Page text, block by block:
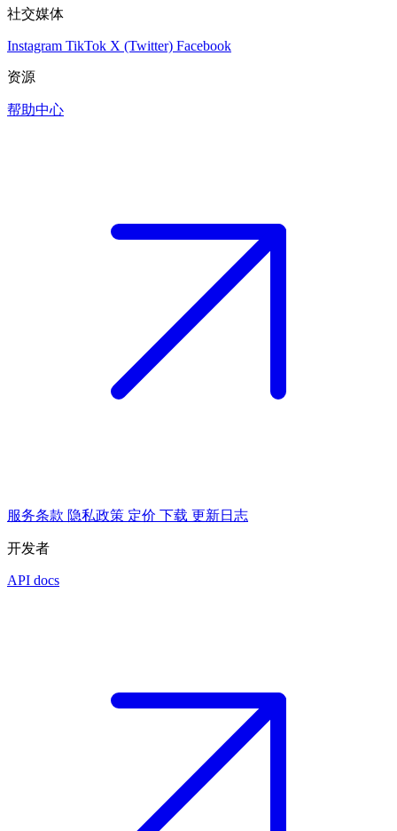
社交媒体
Instagram TikTok X (Twitter) Facebook
资源
帮助中心
服务条款 隐私政策 定价 下载 更新日志
开发者
API docs